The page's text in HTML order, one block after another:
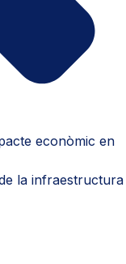
econòmic en
la infraestructura